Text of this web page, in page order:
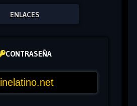
ENLACES
CONTRASEÑA